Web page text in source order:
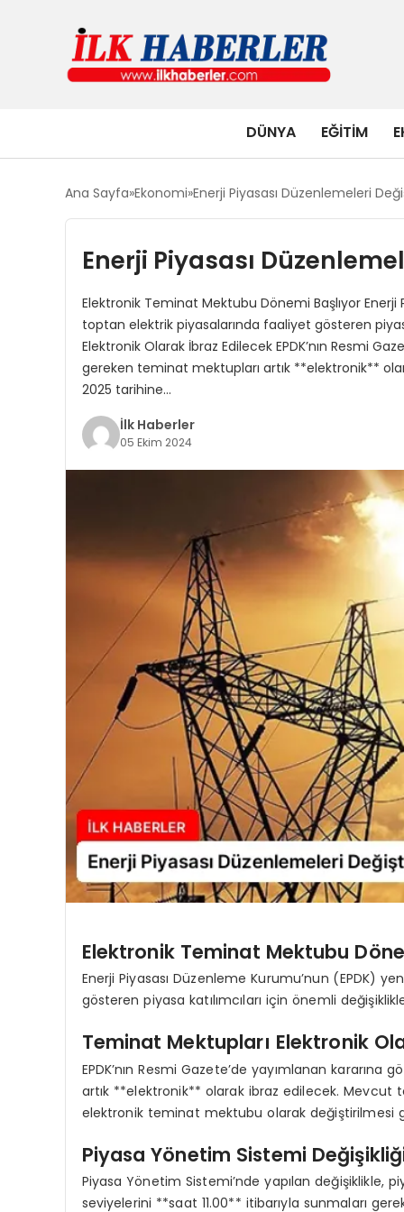
DÜNYA EĞITIM
Ana Sayfa Ekonomi Enerji Piyasası Düzenlemeleri
Enerji Piyasası
Elektronik Teminat Mektubu Dönemi Başlıyor Enerji
toptan elektrik piyasalarında faaliyet gösteren
Elektronik Olarak İbraz Edilecek EPDK’nın Resmi
gereken teminat mektupları artık **elektronik**
2025 tarihine…
İlk Haberler
05 Ekim 2024
Elektronik Teminat Mektubu
Enerji Piyasası Düzenleme Kurumu’nun (EPDK)
gösteren piyasa katılımcıları için önemli
Teminat Mektupları Elektronik
EPDK’nın Resmi Gazete’de yayımlanan kararına
artık **elektronik** olarak ibraz edilecek. Mevcut
elektronik teminat mektubu olarak değiştirilmesi
Piyasa Yönetim Sistemi
Piyasa Yönetim Sistemi’nde yapılan değişiklikle,
seviyelerini **saat 11.00** itibarıyla sunmaları